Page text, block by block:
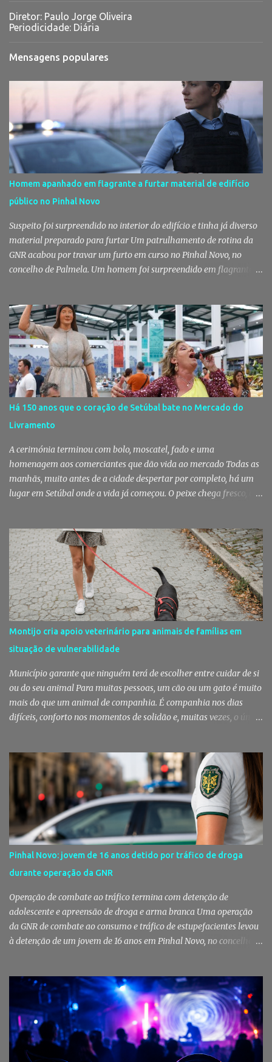
Diretor: Paulo Jorge Oliveira
Periodicidade: Diária
Mensagens populares
Homem apanhado em flagrante a furtar material de edifício
público no Pinhal Novo
Suspeito foi surpreendido no interior do edifício e tinha já diverso
material preparado para furtar Um patrulhamento de rotina da
GNR acabou por travar um furto em curso no Pinhal Novo, no
concelho de Palmela. Um homem foi surpreendido em flagrante
militares da Guarda. Patrulhamento da GNR termina com
detenção por furto A detenção ocorreu no dia 4 de Agosto, - mas
divulgada só nesta quinta-feira - numa ação desenvolvida pelo
Posto Territorial de Pinhal Novo. Segundo a GNR, "no âmbito de
uma ação de patrulhamento, os militares da Guarda detetaram
uma viatura estacionada num local referenciado pela prática de
furtos e pelo consumo de estupefacientes", circunstância que
motivou a realização de diligências policiais. Foi no decorrer
dessas ações que os militares localizaram um suspeito no interior
de um edifício público. Apanhado em flagrante De ...
Há 150 anos que o coração de Setúbal bate no Mercado do
Livramento
A cerimónia terminou com bolo, moscatel, fado e uma
homenagem aos comerciantes que dão vida ao mercado Todas as
manhãs, muito antes de a cidade despertar por completo, há um
lugar em Setúbal onde a vida já começou. O peixe chega fresco, os
fruta, das ervas e do pão acabado de cozer. Há 150 anos que esta
rotina se repete no Mercado do Livramento, um espaço que
continua a ser muito mais do que um mercado: é um dos maiores
símbolos da identidade setubalense. Mercado celebrou 150 anos
no último dia de Julho Foi considerado pela revista norte-
americana USA Today um dos melhores mercados de peixe do
mundo. Mas, para os setubalenses, o Mercado do Livramento vale
muito mais do que qualquer distinção internacional. O Mercado do
Livramento assinalou, no dia 31 de Julho, os 150 anos de existência
com uma cerimónia comemorativa na qual a Câmara Municipal
de Setúbal desta...
Montijo cria apoio veterinário para animais de famílias em
situação de vulnerabilidade
Município garante que ninguém terá de escolher entre cuidar de si
ou do seu animal Para muitas pessoas, um cão ou um gato é muito
mais do que um animal de companhia. É companhia nos dias
difíceis, conforto nos momentos de solidão e, muitas vezes, o único
garantir cuidados básicos de saúde aos animais pertencentes a
utentes do Centro de Acolhimento de Emergência Social,
reforçando simultaneamente a proteção animal e o apoio às
pessoas em situação de maior vulnerabilidade. Cuidados de saúde
a animais de companhia de utentes do CAES A Câmara Municipal
do Montijo aprovou, por unanimidade, na reunião de 22 de Julho,
a celebração de um protocolo de colaboração com a União
Mutualista Nossa Senhora da Conceição, destinado a assegurar
assistência veterinária básica aos animais de companhia dos
utentes do Centro de Acolhimento de Emergência Social (CAES 2.0).
Segundo a ...
Pinhal Novo: jovem de 16 anos detido por tráfico de droga
durante operação da GNR
Operação de combate ao tráfico termina com detenção de
adolescente e apreensão de droga e arma branca Uma operação
da GNR de combate ao consumo e tráfico de estupefacientes levou
à detenção de um jovem de 16 anos em Pinhal Novo, no concelho
das autoridades sobre este tipo de criminalidade no distrito de
Setúbal. Droga, arma branca e dinheiro apreendidos pela GNR Um
jovem de 16 anos foi detido na segunda-feira, 28 de Julho, por
suspeitas da prática do crime de tráfico de estupefacientes, na
localidade de Pinhal Novo. A detenção foi efetuada pelo Comando
Territorial de Setúbal da GNR, através do Posto Territorial de